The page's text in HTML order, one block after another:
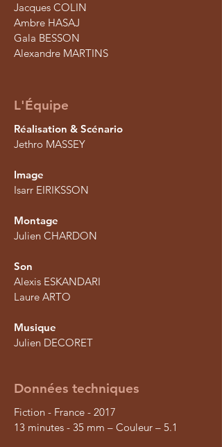
Jacques COLIN
Ambre HASAJ
Gala BESSON
Alexandre MARTINS
L'Équipe
Réalisation & Scénario
Jethro MASSEY
Image
Isarr EIRIKSSON
Montage
Julien CHARDON
Son
Alexis ESKANDARI
Laure ARTO
Musique
Julien DECORET
Données techniques
Fiction - France - 2017
13 minutes - 35 mm – Couleur – 5.1